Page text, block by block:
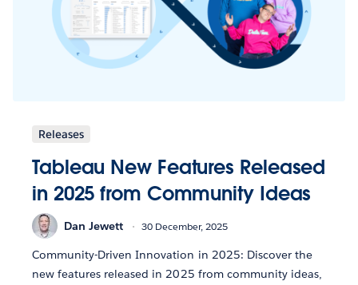
Releases
Tableau New Features Released
in 2025 from Community Ideas
Dan Jewett 30 December, 2025
Community-Driven Innovation in 2025: Discover the
new features released in 2025 from community ideas,